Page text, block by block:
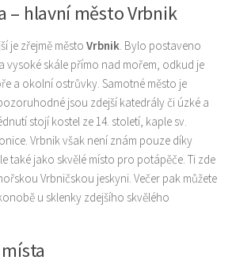
– hlavní město Vrbnik
je zřejmě město Vrbnik. Bylo postaveno
vysoké skále přímo nad mořem, odkud je
a okolní ostrůvky. Samotné město je
jsou zdejší katedrály či úzké a
stojí kostel ze 14. století, kaple sv.
Vrbnik však není znám pouze díky
také jako skvělé místo pro potápěče. Ti zde
Vrbničskou jeskyni. Večer pak můžete
u sklenky zdejšího skvělého